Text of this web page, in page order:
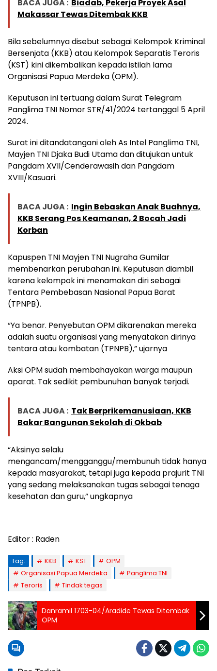
BACA JUGA : Biadab, Pekerja Proyek Asal
Makassar Tewas Ditembak KKB
Bila sebelumnya disebut sebagai Kelompok Kriminal
Bersenjata (KKB) atau Kelompok Separatis Teroris
(KST) kini dikembalikan kepada istilah lama
Organisasi Papua Merdeka (OPM).
Keputusan ini tertuang dalam Surat Telegram
Panglima TNI Nomor STR/41/2024 tertanggal 5 April
2024.
Surat ini ditandatangani oleh As Intel Panglima TNI,
Mayjen TNI Djaka Budi Utama dan ditujukan untuk
Pangdam XVII/Cenderawasih dan Pangdam
XVIII/Kasuari.
BACA JUGA : Ingin Bebaskan Anak Buahnya,
KKB Serang Pos Keamanan, 2 Bocah Jadi
Korban
Kapuspen TNI Mayjen TNI Nugraha Gumilar
membenarkan perubahan ini. Keputusan diambil
karena kelompok ini menamakan diri sebagai
Tentara Pembebasan Nasional Papua Barat
(TPNPB).
“Ya benar. Penyebutan OPM dikarenakan mereka
adalah suatu organisasi yang menyatakan dirinya
tentara atau kombatan (TPNPB),” ujarnya
Aksi OPM sudah membahayakan warga maupun
aparat. Tak sedikit pembunuhan banyak terjadi.
BACA JUGA : Tak Berprikemanusiaan, KKB
Bakar Bangunan Sekolah di Okbab
“Aksinya selalu
mengancam/mengganggu/membunuh tidak hanya
kepada masyarakat, tetapi juga kepada prajurit TNI
yang sedang melaksanakan tugas sebagai tenaga
kesehatan dan guru,” ungkapnya
Editor : Raden
Tag: KKB KST
OPM
Organisasi Papua Merdeka
Panglima TNI
Teroris
Tindak tegas
Danramil 1703-04/Aradide Tewas Ditembak
OPM